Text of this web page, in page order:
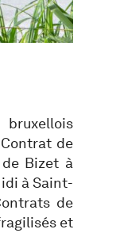
de
Bizet à
à Saint-
de
et